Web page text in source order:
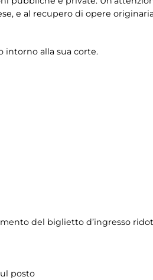
e al recupero di opere
intorno alla sua corte.
del biglietto d’ingresso
posto